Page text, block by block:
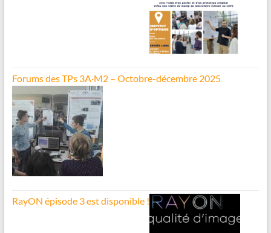
Forums des TPs 3A·M2 – Octobre-décembre 2025
RayON épisode 3 est disponible !